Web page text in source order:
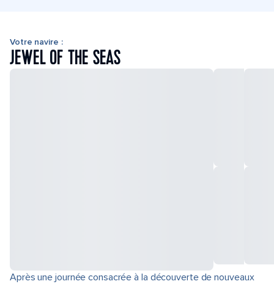
Votre navire :
JEWEL OF THE SEAS
Après une journée consacrée à la découverte de nouveaux